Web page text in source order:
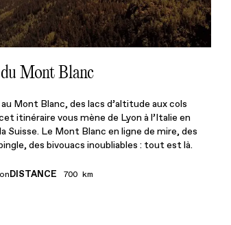
Mont Blanc
Mont Blanc, des lacs d’altitude aux cols
itinéraire vous mène de Lyon à l’Italie en
Suisse. Le Mont Blanc en ligne de mire, des
des bivouacs inoubliables : tout est là.
DISTANCE 700 km